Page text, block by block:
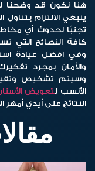
هنا نكون قد وضحنا
ينبغي الالتزام
تجنبًا لحدوث أي
كافة النصائح التي
وفي افضل عيادة
والأمان بمجرد
وسيتم تشخيص
الأنسب لتعويض
النتائج على أيدي أمهر